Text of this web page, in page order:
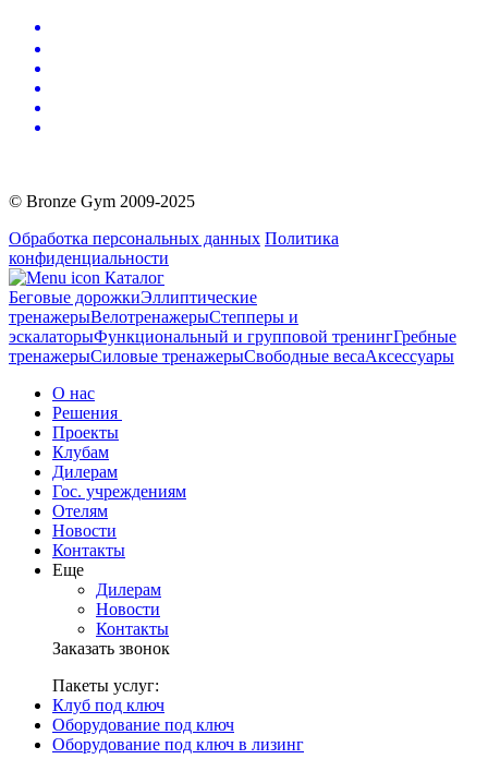
© Bronze Gym 2009-2025
Обработка персональных данных Политика
конфиденциальности
Каталог
Беговые дорожкиЭллиптические
тренажерыВелотренажерыСтепперы и
эскалаторыФункциональный и групповой тренингГребные
тренажерыСиловые тренажерыСвободные весаАксессуары
О нас
Решения
Проекты
Клубам
Дилерам
Гос. учреждениям
Отелям
Новости
Контакты
Еще
Дилерам
Новости
Контакты
Заказать звонок
Пакеты услуг:
Клуб под ключ
Оборудование под ключ
Оборудование под ключ в лизинг